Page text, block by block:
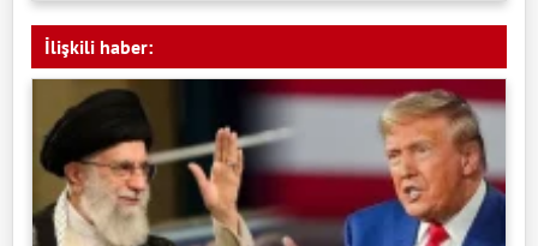
İlişkili haber: